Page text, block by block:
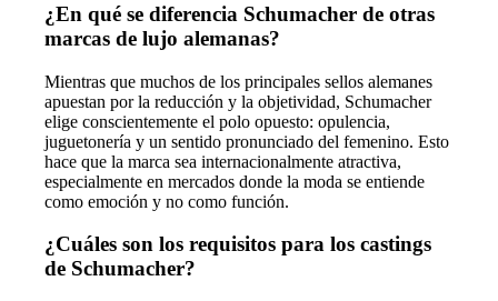
¿En qué se diferencia Schumacher de otras
marcas de lujo alemanas?
Mientras que muchos de los principales sellos alemanes
apuestan por la reducción y la objetividad, Schumacher
elige conscientemente el polo opuesto: opulencia,
juguetonería y un sentido pronunciado del femenino. Esto
hace que la marca sea internacionalmente atractiva,
especialmente en mercados donde la moda se entiende
como emoción y no como función.
¿Cuáles son los requisitos para los castings
de Schumacher?